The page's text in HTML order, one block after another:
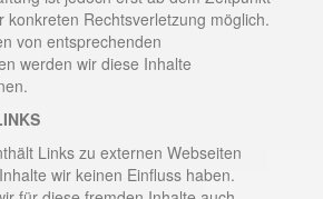
konkreten Rechtsverletzung möglich.
von entsprechenden
werden wir diese Inhalte
Links zu externen Webseiten
wir keinen Einfluss haben.